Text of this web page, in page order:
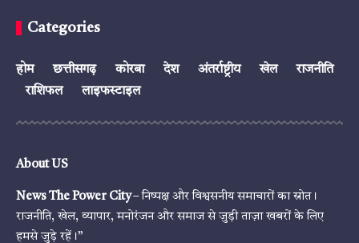
Categories
होम छत्तीसगढ़ कोरबा देश अंतर्राष्ट्रीय खेल
राजनीति
राशिफल
लाइफस्टाइल
About US
News The Power City– निष्पक्ष और विश्वसनीय समाचारों का स्रोत।
राजनीति, खेल, व्यापार, मनोरंजन और समाज से जुड़ी ताज़ा खबरों के लिए
हमसे जुड़े रहें।”